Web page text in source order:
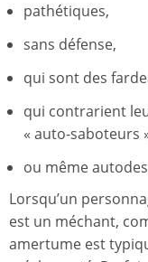
pathétiques,
sans défense,
qui sont des
qui contrarient
« auto-saboteurs
ou même
Lorsqu’un
est un méchant,
amertume est